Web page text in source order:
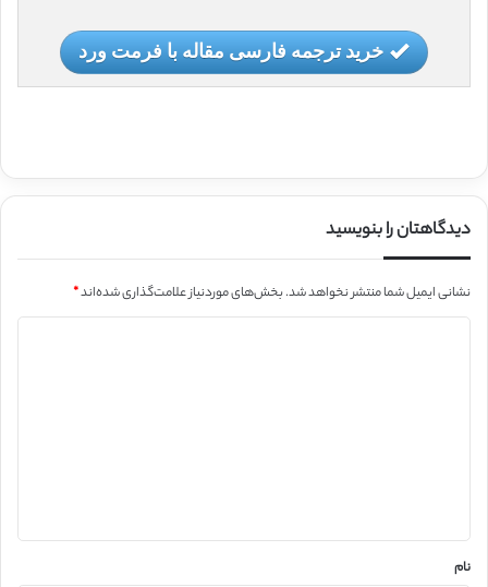
خرید ترجمه فارسی مقاله با فرمت ورد
دیدگاهتان را بنویسید
نشانی ایمیل شما منتشر نخواهد شد.بخش‌های موردنیاز علامت‌گذاری شده‌اند*
نام